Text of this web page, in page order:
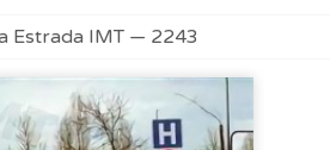
Estrada IMT — 2243